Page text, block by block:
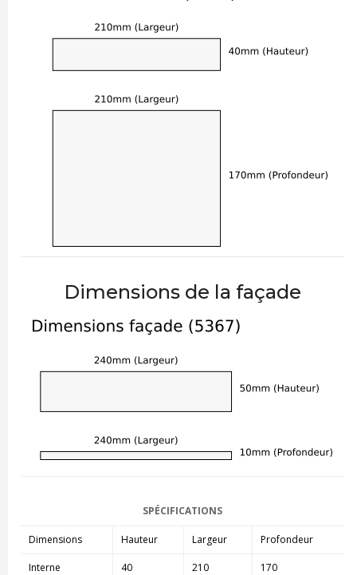
Dimensions de la façade
SPÉCIFICATIONS
Dimensions Hauteur Largeur Profondeur
Interne 40 210 170